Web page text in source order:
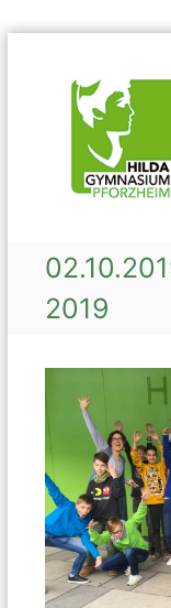
Gymnasium
2019